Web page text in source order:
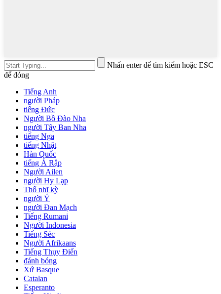
Nhấn enter để tìm kiếm hoặc ESC
để đóng
Tiếng Anh
người Pháp
tiếng Đức
Người Bồ Đào Nha
người Tây Ban Nha
tiếng Nga
tiếng Nhật
Hàn Quốc
tiếng Ả Rập
Người Ailen
người Hy Lạp
Thổ nhĩ kỳ
người Ý
người Đan Mạch
Tiếng Rumani
Người Indonesia
Tiếng Séc
Người Afrikaans
Tiếng Thụy Điển
đánh bóng
Xứ Basque
Catalan
Esperanto